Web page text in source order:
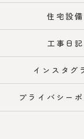
住宅設備
工事日記
インスタグ
プライバシー